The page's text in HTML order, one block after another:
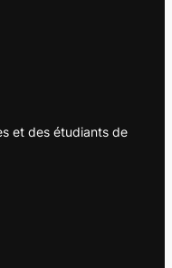
et des étudiants de